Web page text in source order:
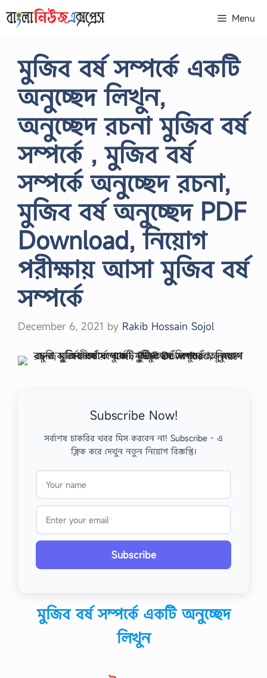
to
Menu
মুজিব বর্ষ সম্পর্কে একটি
অনুচ্ছেদ লিখুন,
অনুচ্ছেদ রচনা মুজিব বর্ষ
সম্পর্কে , মুজিব বর্ষ
সম্পর্কে অনুচ্ছেদ রচনা,
মুজিব বর্ষ অনুচ্ছেদ PDF
Download, নিয়োগ
পরীক্ষায় আসা মুজিব বর্ষ
সম্পর্কে
December 6, 2021 by Rakib Hossain Sojol
Subscribe Now!
সর্বশেষ চাকরির খবর মিস করবেন না! Subscribe - এ
ক্লিক করে দেখুন নতুন নিয়োগ বিজ্ঞপ্তি।
Subscribe
মুজিব বর্ষ সম্পর্কে একটি অনুচ্ছেদ
লিখুন